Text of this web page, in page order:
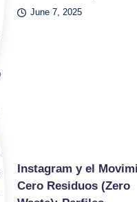
June 7, 2025
Instagram y el
Cero Residuos (Zero